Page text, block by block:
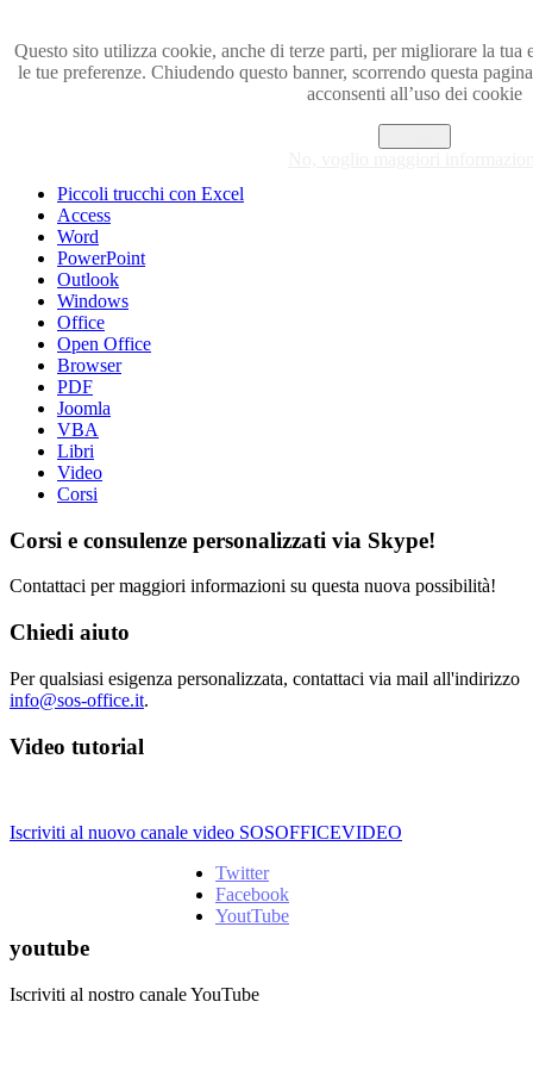
Questo sito utilizza cookie, anche di terze parti, per migliorare la tua
le tue preferenze. Chiudendo questo banner, scorrendo questa
acconsenti all’uso dei cookie
Visita i forum di SOS-OFFICE
Piccoli trucchi con Excel
Access
Word
PowerPoint
Outlook
Windows
Office
Open Office
Browser
PDF
Joomla
VBA
Libri
Video
Corsi
Corsi e consulenze personalizzati via Skype!
Contattaci per maggiori informazioni su questa nuova possibilità!
Chiedi aiuto
Per qualsiasi esigenza personalizzata, contattaci via mail all'indirizzo
info@sos-office.it.
Video tutorial
Iscriviti al nuovo canale video SOSOFFICEVIDEO
Twitter
Facebook
YoutTube
youtube
Iscriviti al nostro canale YouTube